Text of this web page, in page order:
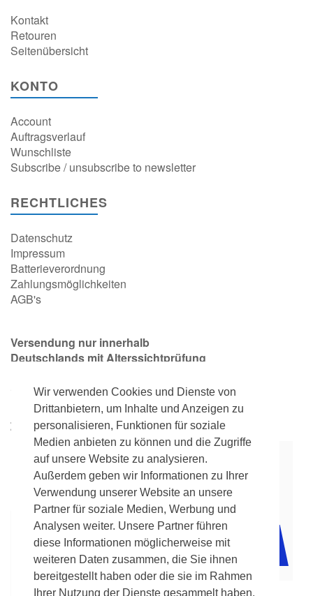
Wir verwenden Cookies und Dienste von
Drittanbietern, um Inhalte und Anzeigen zu
personalisieren, Funktionen für soziale
Medien anbieten zu können und die Zugriffe
auf unsere Website zu analysieren.
Außerdem geben wir Informationen zu Ihrer
Verwendung unserer Website an unsere
Partner für soziale Medien, Werbung und
Analysen weiter. Unsere Partner führen
diese Informationen möglicherweise mit
weiteren Daten zusammen, die Sie ihnen
bereitgestellt haben oder die sie im Rahmen
Ihrer Nutzung der Dienste gesammelt haben.
Kontakt
Retouren
Seitenübersicht
KONTO
Account
Auftragsverlauf
Wunschliste
Subscribe / unsubscribe to newsletter
RECHTLICHES
Datenschutz
Impressum
Batterieverordnung
Zahlungsmöglichkeiten
AGB's
Versendung nur innerhalb
Deutschlands mit Alterssichtprüfung
ab 39,90€
Zahlungsmöglichkeiten